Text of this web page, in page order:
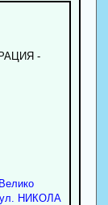
-
ул. НИКОЛА